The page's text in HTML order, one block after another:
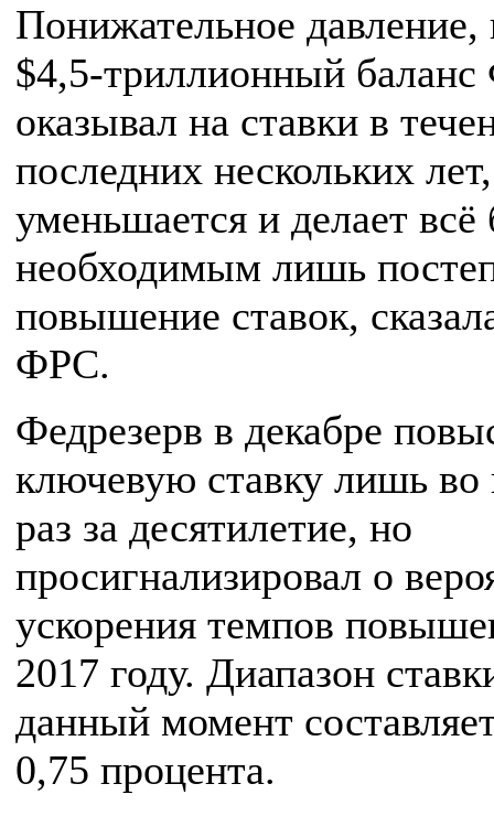
Понижательное давление,
$4,5-триллионный
оказывал на ставки в
последних нескольких лет,
уменьшается и делает всё
необходимым лишь
повышение ставок,
ФРС.
Федрезерв в декабре
ключевую ставку лишь во
раз за десятилетие, но
просигнализировал о
ускорения темпов
2017 году. Диапазон
данный момент
0,75 процента.